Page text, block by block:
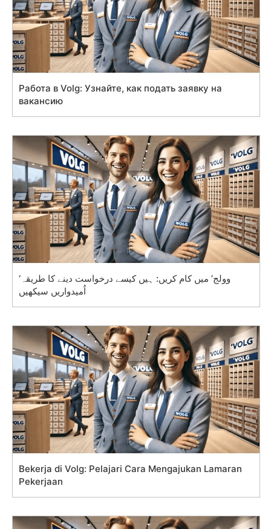
Работа в Volg: Узнайте, как подать заявку на
вакансию
‘وولج’ میں کام کریں: ہیں کیسے درخواست دینے کا طریقہ
اُمیدواریں سیکھیں
Bekerja di Volg: Pelajari Cara Mengajukan Lamaran
Pekerjaan